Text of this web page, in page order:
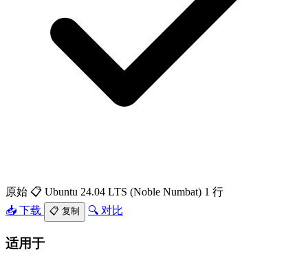
原始 📋 Ubuntu 24.04 LTS (Noble Numbat) 1 行
📥 下载
📋 复制 🔍 对比
适用于